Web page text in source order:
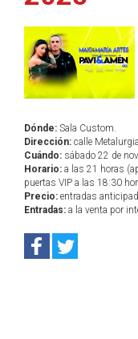
Dónde: Sala Custom.
Dirección: calle
Cuándo: sábado 22 de
Horario: a las 21 horas
puertas VIP a las 18:30
Precio: entradas
Entradas: a la venta por